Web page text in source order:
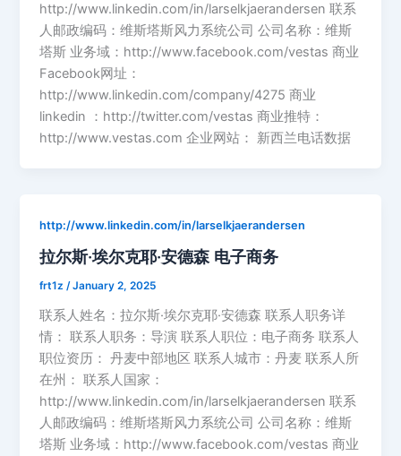
http://www.linkedin.com/in/larselkjaerandersen 联系
人邮政编码：维斯塔斯风力系统公司 公司名称：维斯
塔斯 业务域：http://www.facebook.com/vestas 商业
Facebook网址：
http://www.linkedin.com/company/4275 商业
linkedin ：http://twitter.com/vestas 商业推特：
http://www.vestas.com 企业网站： 新西兰电话数据
http://www.linkedin.com/in/larselkjaerandersen
拉尔斯·埃尔克耶·安德森 电子商务
frt1z /January 2, 2025
联系人姓名：拉尔斯·埃尔克耶·安德森 联系人职务详
情： 联系人职务：导演 联系人职位：电子商务 联系人
职位资历： 丹麦中部地区 联系人城市：丹麦 联系人所
在州： 联系人国家：
http://www.linkedin.com/in/larselkjaerandersen 联系
人邮政编码：维斯塔斯风力系统公司 公司名称：维斯
塔斯 业务域：http://www.facebook.com/vestas 商业